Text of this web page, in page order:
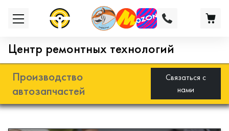
Центр ремонтных технологий
Производство
автозапчастей
Связаться с
нами